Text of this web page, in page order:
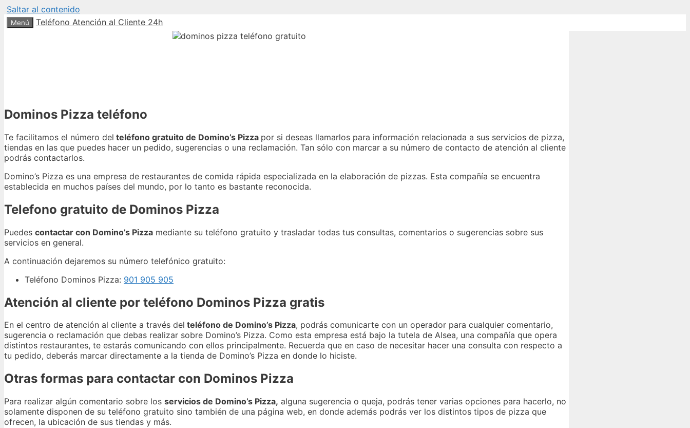
Saltar al contenido
Menú Teléfono Atención al Cliente 24h
Dominos Pizza teléfono
Te facilitamos el número del teléfono gratuito de Domino’s Pizza por si deseas llamarlos para información relacionada a sus servicios de pizza,
tiendas en las que puedes hacer un pedido, sugerencias o una reclamación. Tan sólo con marcar a su número de contacto de atención al cliente
podrás contactarlos.
Domino’s Pizza es una empresa de restaurantes de comida rápida especializada en la elaboración de pizzas. Esta compañía se encuentra
establecida en muchos países del mundo, por lo tanto es bastante reconocida.
Telefono gratuito de Dominos Pizza
Puedes contactar con Domino’s Pizza mediante su teléfono gratuito y trasladar todas tus consultas, comentarios o sugerencias sobre sus
servicios en general.
A continuación dejaremos su número telefónico gratuito:
Teléfono Dominos Pizza: 901 905 905
Atención al cliente por teléfono Dominos Pizza gratis
En el centro de atención al cliente a través del teléfono de Domino’s Pizza, podrás comunicarte con un operador para cualquier comentario,
sugerencia o reclamación que debas realizar sobre Domino’s Pizza. Como esta empresa está bajo la tutela de Alsea, una compañía que opera
distintos restaurantes, te estarás comunicando con ellos principalmente. Recuerda que en caso de necesitar hacer una consulta con respecto a
tu pedido, deberás marcar directamente a la tienda de Domino’s Pizza en donde lo hiciste.
Otras formas para contactar con Dominos Pizza
Para realizar algún comentario sobre los servicios de Domino’s Pizza, alguna sugerencia o queja, podrás tener varias opciones para hacerlo, no
solamente disponen de su teléfono gratuito sino también de una página web, en donde además podrás ver los distintos tipos de pizza que
ofrecen, la ubicación de sus tiendas y más.